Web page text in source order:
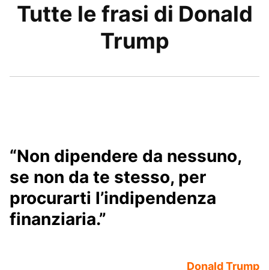
Tutte le frasi di Donald
Trump
“Non dipendere da nessuno,
se non da te stesso, per
procurarti l’indipendenza
finanziaria.”
Donald Trump